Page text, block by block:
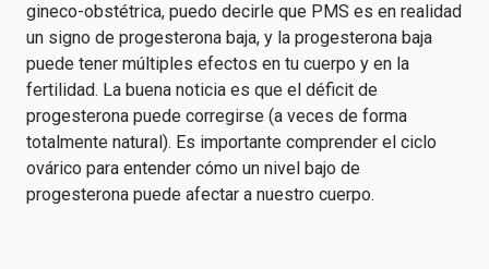
gineco-obstétrica, puedo decirle que PMS es en realidad
un signo de progesterona baja, y la progesterona baja
puede tener múltiples efectos en tu cuerpo y en la
fertilidad. La buena noticia es que el déficit de
progesterona puede corregirse (a veces de forma
totalmente natural). Es importante comprender el ciclo
ovárico para entender cómo un nivel bajo de
progesterona puede afectar a nuestro cuerpo.